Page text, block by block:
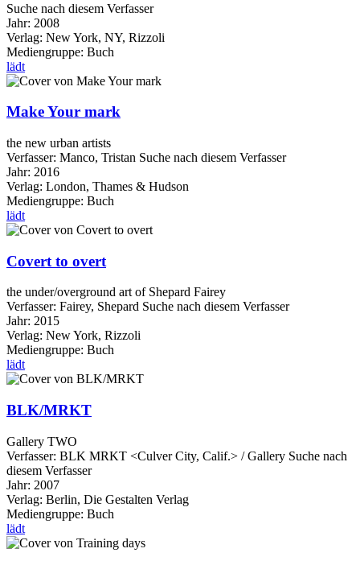
Suche nach diesem Verfasser
Jahr: 2008
Verlag: New York, NY, Rizzoli
Mediengruppe: Buch
lädt
Make Your mark
the new urban artists
Verfasser: Manco, Tristan Suche nach diesem Verfasser
Jahr: 2016
Verlag: London, Thames & Hudson
Mediengruppe: Buch
lädt
Covert to overt
the under/overground art of Shepard Fairey
Verfasser: Fairey, Shepard Suche nach diesem Verfasser
Jahr: 2015
Verlag: New York, Rizzoli
Mediengruppe: Buch
lädt
BLK/MRKT
Gallery TWO
Verfasser: BLK MRKT <Culver City, Calif.> / Gallery Suche nach
diesem Verfasser
Jahr: 2007
Verlag: Berlin, Die Gestalten Verlag
Mediengruppe: Buch
lädt